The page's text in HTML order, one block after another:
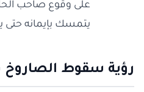
على وقوع صاحب
يتمسك بإيمانه حتى
رؤية سقوط الصاروخ